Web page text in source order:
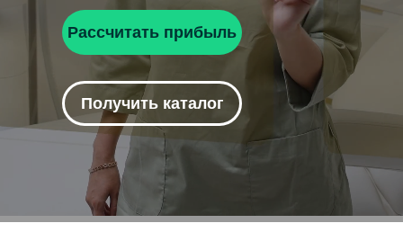
Рассчитать прибыль
Получить каталог